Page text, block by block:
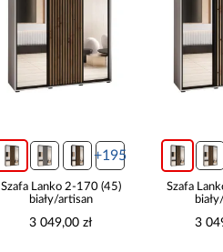
+195
Szafa Lanko 2-170 (45)
biały/artisan
3 049,00 zł
Szafa
3